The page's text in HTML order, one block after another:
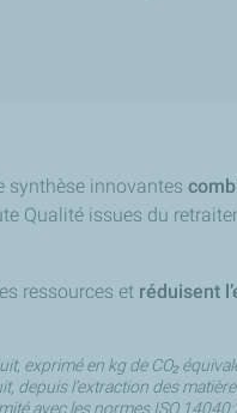
synthèse innovantes
Qualité issues du
ressources et réduisent
exprimé en kg de CO₂
l’extraction des
avec les normes ISO